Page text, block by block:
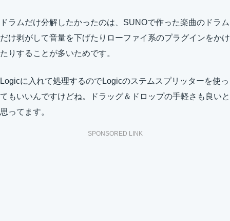
ドラムだけ分解したかったのは、SUNOで作った楽曲のドラム
だけ剥がして音量を下げたりローファイ系のプラグインをかけ
たりすることが多いためです。
Logicに入れて処理するのでLogicのステムスプリッターを使っ
てもいいんですけどね。ドラッグ＆ドロップの手軽さも良いと
思ってます。
SPONSORED LINK